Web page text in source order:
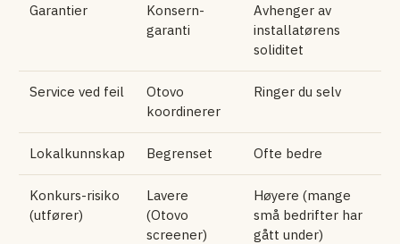
Garantier
Konsern­
garanti
Avhenger av
installatørens
soliditet
Service ved feil
Otovo
koordinerer
Ringer du selv
Lokalkunnskap Begrenset Ofte bedre
Konkurs-risiko
(utfører)
Lavere
(Otovo
screener)
Høyere (mange
små bedrifter har
gått under)